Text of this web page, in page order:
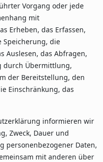
Vorgang oder jede
mit
Erheben, das Erfassen,
Speicherung, die
Auslesen, das Abfragen,
durch Übermittlung,
der Bereitstellung, den
Einschränkung, das
informieren wir
Zweck, Dauer und
personenbezogener Daten,
mit anderen über